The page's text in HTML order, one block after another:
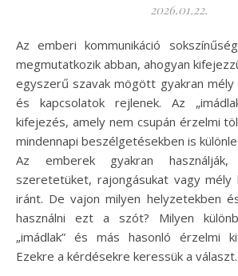
2026.01.22.
Az emberi kommunikáció sokszínűsége és gazdagsága
megmutatkozik abban, ahogyan
egyszerű szavak mögött gyakran
és kapcsolatok rejlenek. Az
kifejezés, amely nem csupán érzelmi
mindennapi beszélgetésekben is
Az emberek gyakran
szeretetüket, rajongásukat vagy mély
iránt. De vajon milyen helyzetekben
használni ezt a szót? Milyen
„imádlak” és más hasonló érzelmi
Ezekre a kérdésekre keressük a választ.